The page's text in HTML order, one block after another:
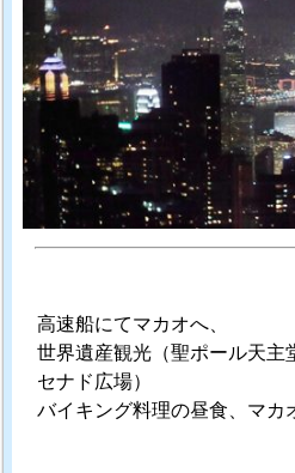
高速船にてマカオへ、
世界遺産観光（聖ポール天主
セナド広場）
バイキング料理の昼食、マカ